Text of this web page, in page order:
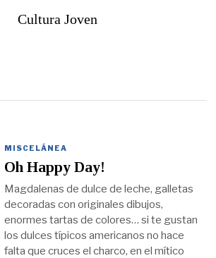
Cultura Joven
MISCELÁNEA
Oh Happy Day!
Magdalenas de dulce de leche, galletas
decoradas con originales dibujos,
enormes tartas de colores… si te gustan
los dulces típicos americanos no hace
falta que cruces el charco, en el mítico